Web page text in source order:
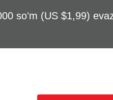
soʻm (US $1,99)